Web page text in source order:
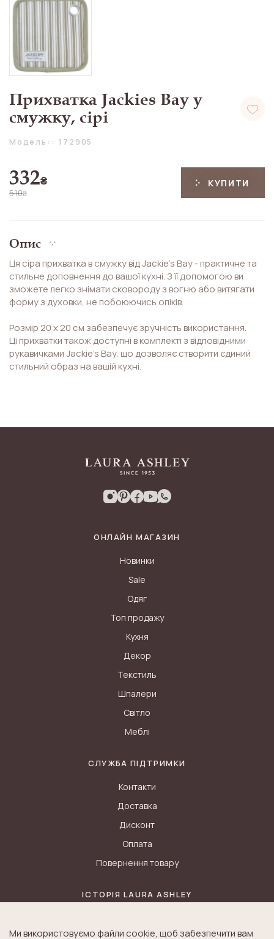
Прихватка Jackies Bay у
смужку, сірі
Модель:: 172905
332₴
510₴
КУПИТИ
Опис
Ця сіра прихватка в смужку від Jackie's Bay - практичне та
стильне доповнення до вашої кухні. З її допомогою ви
зможете легко знімати сковороду з вогню або витягати
форму з духовки, не побоюючись опіків.
Розмір 20 х 20 см забезпечує зручність використання.
Ці прихватки також доступні в комплекті з відповідними
рукавичками Jackie's Bay, що дозволяє створити єдиний
стильний образ на вашій кухні.
ОНЛАЙН МАГАЗИН
Новинки
Sale
Одяг
Топ продажу
Кухня
Декор
Текстиль
Шпалери
Світло
Меблі
СЛУЖБА ПІДТРИМКИ
Контакти
Доставка
Дисконт
Оплата
Повернення товару
ІСТОРІЯ LAURA ASHLEY
Ми використовуємо файли cookie, щоб забезпечити вам